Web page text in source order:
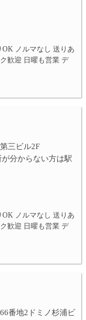
ノルマなし 送りあ
歓迎 日曜も営業 デ
三ビル2F
分からない方は駅
ノルマなし 送りあ
歓迎 日曜も営業 デ
番地2ドミノ杉浦ビ